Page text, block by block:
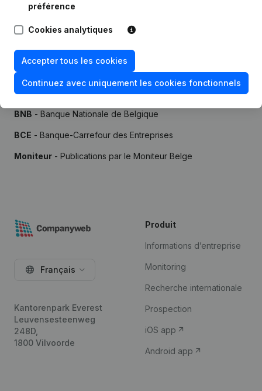
Essai gratuit de 7 jours, aucune carte de crédit requise.
Sources
BNB - Banque Nationale de Belgique
BCE - Banque-Carrefour des Entreprises
Moniteur - Publications par le Moniteur Belge
préférence
Cookies analytiques
Accepter tous les cookies
Continuez avec uniquement les cookies fonctionnels
Français
Kantorenpark Everest
Leuvensesteenweg
248D,
1800 Vilvoorde
Produit
Informations d’entreprise
Monitoring
Recherche internationale
Prospection
iOS app
Android app